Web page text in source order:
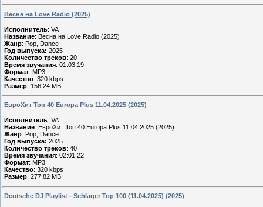
Весна на Love Radio (2025)
Исполнитель: VA
Название: Весна на Love Radio (2025)
Жанр: Pop, Dance
Год выпуска: 2025
Количество треков: 20
Время звучания: 01:03:19
Формат: MP3
Качество: 320 kbps
Размер: 156.24 MB
ЕвроХит Топ 40 Europa Plus 11.04.2025 (2025)
Исполнитель: VA
Название: ЕвроХит Топ 40 Europa Plus 11.04.2025 (2025)
Жанр: Pop, Dance
Год выпуска: 2025
Количество треков: 40
Время звучания: 02:01:22
Формат: MP3
Качество: 320 kbps
Размер: 277.82 MB
Deutsche DJ Playlist - Schlager Top 100 (11.04.2025) (2025)